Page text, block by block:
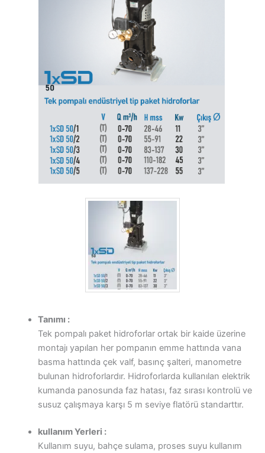
Tanımı :
Tek pompalı paket hidroforlar ortak bir kaide üzerine
montajı yapılan her pompanın emme hattında vana
basma hattında çek valf, basınç şalteri, manometre
bulunan hidroforlardır. Hidroforlarda kullanılan elektrik
kumanda panosunda faz hatası, faz sırası kontrolü ve
susuz çalışmaya karşı 5 m seviye flatörü standarttır.
kullanım Yerleri :
Kullanım suyu, bahçe sulama, proses suyu kullanım